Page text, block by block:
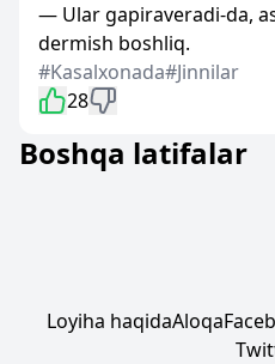
— Ular gapiraveradi-da,
dermish boshliq.
#Kasalxonada#Jinnilar
28
Boshqa latifalar
Loyiha haqidaAloqa